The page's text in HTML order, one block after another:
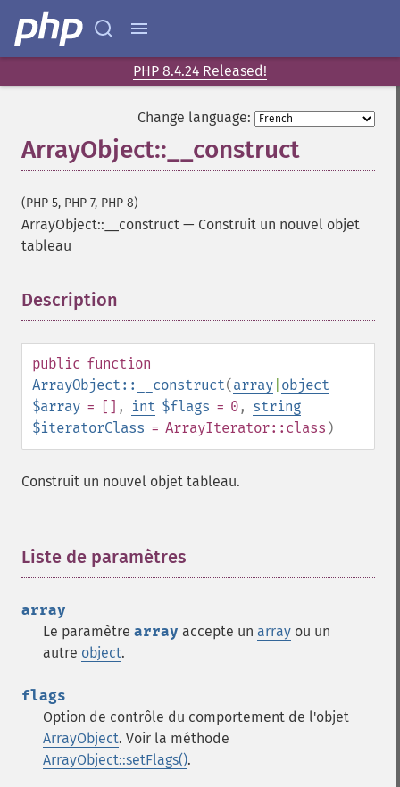
PHP 8.4.24 Released!
Change language:
ArrayObject::__construct
(PHP 5, PHP 7, PHP 8)
ArrayObject::__construct — Construit un nouvel objet
tableau
Description
public function
ArrayObject::__construct(array object
$array = [] , int $flags = 0, string
$iteratorClass = ArrayIterator::class )
Construit un nouvel objet tableau.
Liste de paramètres
array
Le paramètre array accepte un array ou un
autre object.
flags
Option de contrôle du comportement de l'objet
ArrayObject. Voir la méthode
ArrayObject::setFlags().